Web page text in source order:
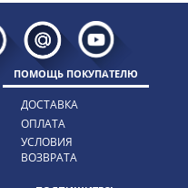
ПОМОЩЬ ПОКУПАТЕЛЮ
ДОСТАВКА
ОПЛАТА
УСЛОВИЯ
ВОЗВРАТА